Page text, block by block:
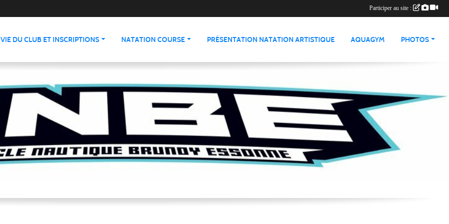
VIE DU CLUB ET INSCRIPTIONS NATATION COURSE PRÉSENTATION NATATION ARTISTIQUE AQUAGYM PHOTOS
Participer au site :